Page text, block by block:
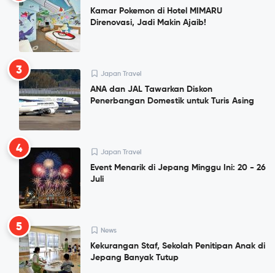
Kamar Pokemon di Hotel MIMARU
Direnovasi, Jadi Makin Ajaib!
3 Japan Travel
ANA dan JAL Tawarkan Diskon
Penerbangan Domestik untuk Turis Asing
4 Japan Travel
Event Menarik di Jepang Minggu Ini: 20 - 26
Juli
5 News
Kekurangan Staf, Sekolah Penitipan Anak di
Jepang Banyak Tutup